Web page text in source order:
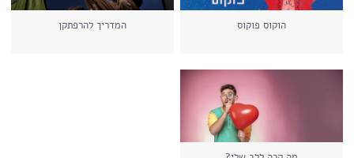
הוקוס פוקוס המדריך להרפתקן